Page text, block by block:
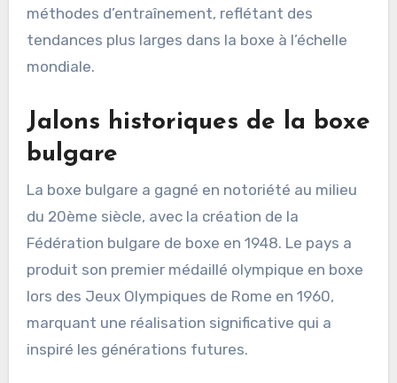
méthodes d’entraînement, reflétant des
tendances plus larges dans la boxe à l’échelle
mondiale.
Jalons historiques de la boxe
bulgare
La boxe bulgare a gagné en notoriété au milieu
du 20ème siècle, avec la création de la
Fédération bulgare de boxe en 1948. Le pays a
produit son premier médaillé olympique en boxe
lors des Jeux Olympiques de Rome en 1960,
marquant une réalisation significative qui a
inspiré les générations futures.